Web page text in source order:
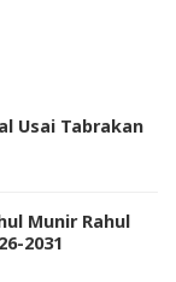
Usai Tabrakan
Munir Rahul
2031